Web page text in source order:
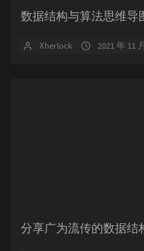
数据结构与算法思维导
Xherlock 2021 年 11
分享广为流传的数据结